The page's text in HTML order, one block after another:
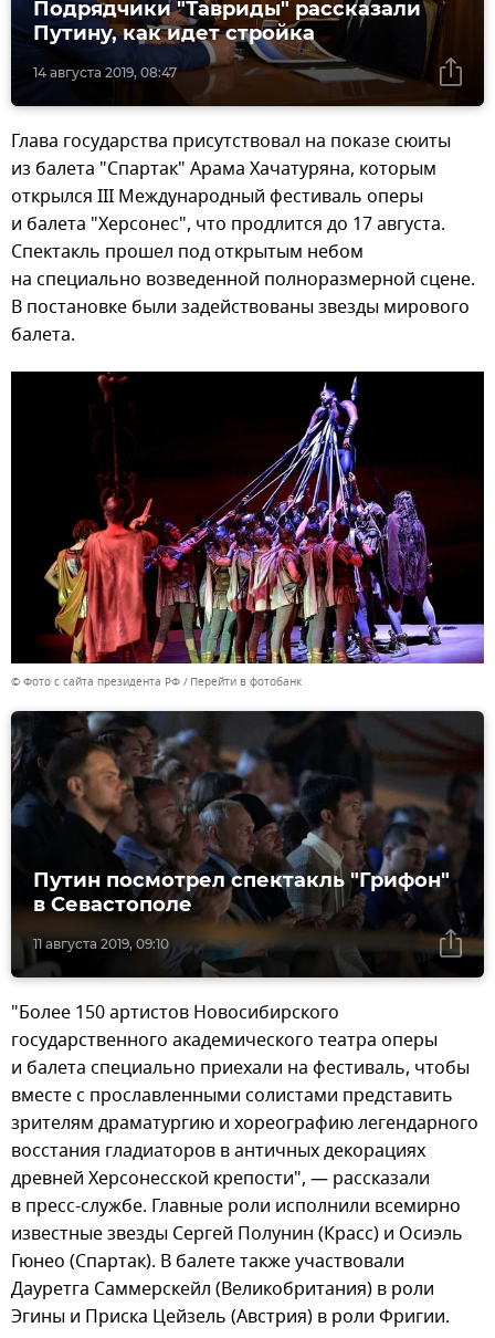
14 августа 2019, 08:47
Подрядчики "Тавриды" рассказали
Путину, как идет стройка
Глава государства присутствовал на показе сюиты
из балета "Спартак" Арама Хачатуряна, которым
открылся III Международный фестиваль оперы
и балета "Херсонес", что продлится до 17 августа.
Спектакль прошел под открытым небом
на специально возведенной полноразмерной сцене.
В постановке были задействованы звезды мирового
балета.
© Фото с сайта президента РФ Перейти в фотобанк
11 августа 2019, 09:10
Путин посмотрел спектакль "Грифон"
в Севастополе
"Более 150 артистов Новосибирского
государственного академического театра оперы
и балета специально приехали на фестиваль, чтобы
вместе с прославленными солистами представить
зрителям драматургию и хореографию легендарного
восстания гладиаторов в античных декорациях
древней Херсонесской крепости", — рассказали
в пресс-службе. Главные роли исполнили всемирно
известные звезды Сергей Полунин (Красс) и Осиэль
Гюнео (Спартак). В балете также участвовали
Дауретга Саммерскейл (Великобритания) в роли
Эгины и Приска Цейзель (Австрия) в роли Фригии.